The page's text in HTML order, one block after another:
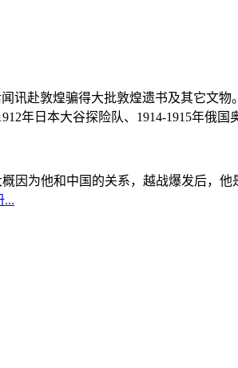
讯赴敦煌骗得大批敦煌遗书及其它文物
年日本大谷探险队、1914-1915年俄国
因为他和中国的关系，越战爆发后，
...